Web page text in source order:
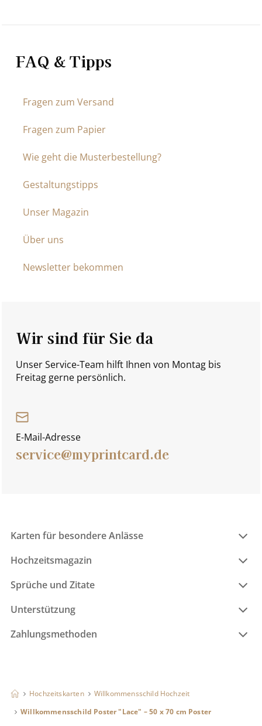
FAQ & Tipps
Fragen zum Versand
Fragen zum Papier
Wie geht die Musterbestellung?
Gestaltungstipps
Unser Magazin
Über uns
Newsletter bekommen
Wir sind für Sie da
Unser Service-Team hilft Ihnen von Montag bis
Freitag gerne persönlich.
E-Mail-Adresse
service@myprintcard.de
Karten für besondere Anlässe
Hochzeitsmagazin
Sprüche und Zitate
Unterstützung
Zahlungsmethoden
Hochzeitskarten
Willkommensschild Hochzeit
Willkommensschild Poster "Lace" – 50 x 70 cm Poster